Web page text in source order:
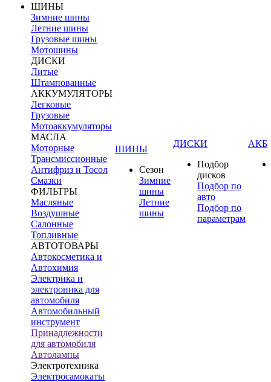
ШИНЫ
Зимние шины
Летние шины
Грузовые шины
Мотошины
ДИСКИ
Литые
Штампованные
АККУМУЛЯТОРЫ
Легковые
Грузовые
Мотоаккумуляторы
МАСЛА
Моторные
Трансмиссионные
Антифриз и Тосол
Смазки
ФИЛЬТРЫ
Масляные
Воздушные
Салонные
Топливные
АВТОТОВАРЫ
Автокосметика и
Автохимия
Электрика и
электроника для
автомобиля
Автомобильный
инструмент
Принадлежности
для автомобиля
Автолампы
Электротехника
Электросамокаты
ШИНЫ
Сезон
Зимние
шины
Летние
шины
ДИСКИ
Подбор
дисков
Подбор по
авто
Подбор по
параметрам
АКБ